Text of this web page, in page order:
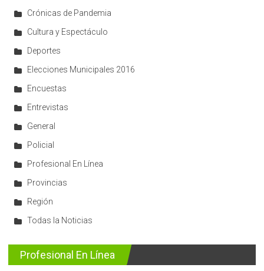
Crónicas de Pandemia
Cultura y Espectáculo
Deportes
Elecciones Municipales 2016
Encuestas
Entrevistas
General
Policial
Profesional En Línea
Provincias
Región
Todas la Noticias
Profesional En Línea